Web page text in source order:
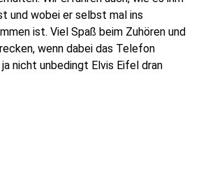
und wobei er selbst mal ins
ist. Viel Spaß beim Zuhören und
wenn dabei das Telefon
nicht unbedingt Elvis Eifel dran